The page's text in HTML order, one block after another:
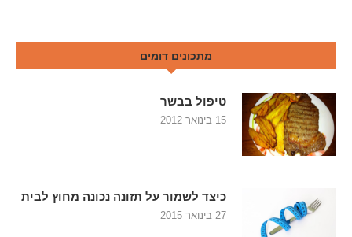
מתכונים דומים
טיפול בבשר
15 בינואר 2012
כיצד לשמור על תזונה נכונה מחוץ לבית
27 בינואר 2015